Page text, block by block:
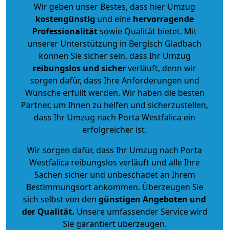
Wir geben unser Bestes, dass hier Umzug
kostengünstig und eine hervorragende
Professionalitätsowie Qualität bietet. Mit
unserer Unterstützung in Bergisch Gladbach
können Sie sicher sein, dass Ihr Umzug
reibungslos und sicherverläuft, denn wir
sorgen dafür, dass Ihre Anforderungen und
Wünsche erfüllt werden. Wir haben die besten
Partner, um Ihnen zu helfen und sicherzustellen,
dass Ihr Umzug nach Porta Westfalica ein
erfolgreicher ist.
Wir sorgen dafür, dass Ihr Umzug nach Porta
Westfalica reibungslos verläuft und alle Ihre
Sachen sicher und unbeschadet an Ihrem
Bestimmungsort ankommen. Überzeugen Sie
sich selbst von den günstigen Angeboten und
der Qualität. Unsere umfassender Service wird
Sie garantiert überzeugen.